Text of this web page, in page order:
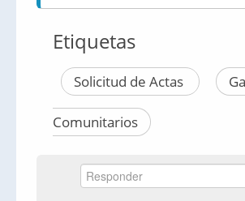
Etiquetas
Solicitud de Actas
Comunitarios